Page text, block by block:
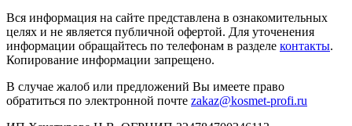
Вся информация на сайте представлена в ознакомительных
целях и не является публичной офертой. Для уточенения
информации обращайтесь по телефонам в разделе контакты.
Копирование информации запрещено.
В случае жалоб или предложений Вы имеете право
обратиться по электронной почте zakaz@kosmet-profi.ru